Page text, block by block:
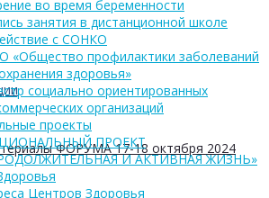
ФОРУМА 17-18 октября 2024
во время беременности
занятия в дистанционной школе
с СОНКО
«Общество профилактики заболеваний
здоровья»
социально ориентированных
организаций
проекты
ПРОЕКТ
И АКТИВНАЯ ЖИЗНЬ»
Центров Здоровья